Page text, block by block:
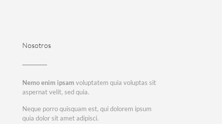
Nosotros
Nemo enim ipsam voluptatem quia voluptas sit
aspernat velit, sed quia.
Neque porro quisquam est, qui dolorem ipsum
quia dolor sit amet adipisci.